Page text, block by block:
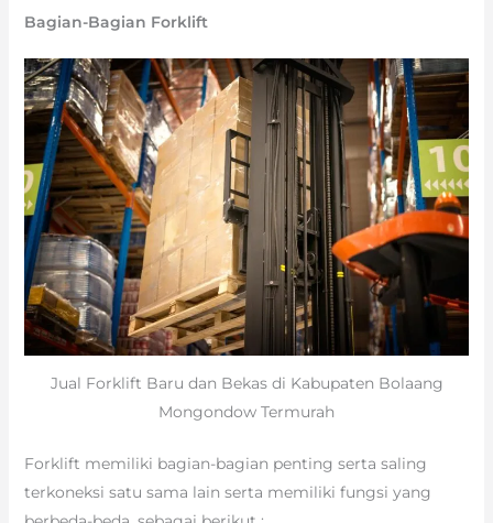
Bagian-Bagian Forklift
Jual Forklift Baru dan Bekas di Kabupaten Bolaang
Mongondow Termurah
Forklift memiliki bagian-bagian penting serta saling
terkoneksi satu sama lain serta memiliki fungsi yang